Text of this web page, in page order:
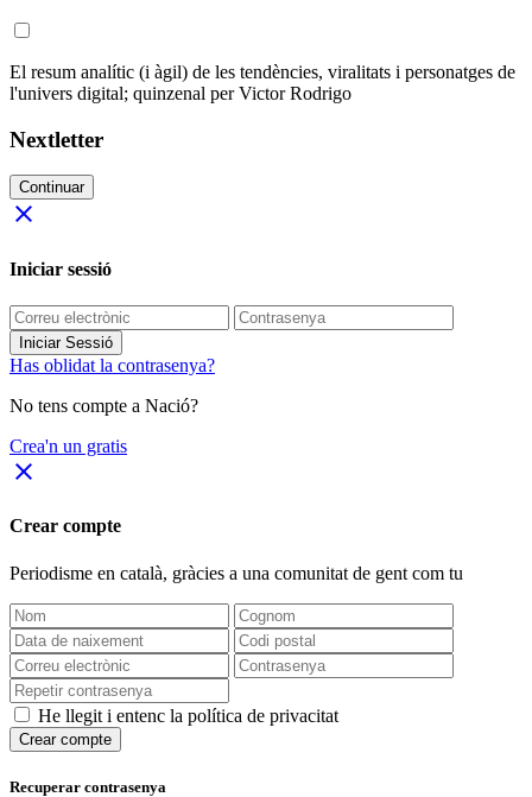
El resum analític (i àgil) de les tendències, viralitats i personatges de
l'univers digital; quinzenal per Victor Rodrigo
Nextletter
Continuar
close
Iniciar sessió
Iniciar Sessió
Has oblidat la contrasenya?
No tens compte a Nació?
Crea'n un gratis
close
Crear compte
Periodisme en català, gràcies a una comunitat de gent com tu
He llegit i entenc la política de privacitat
Crear compte
Recuperar contrasenya